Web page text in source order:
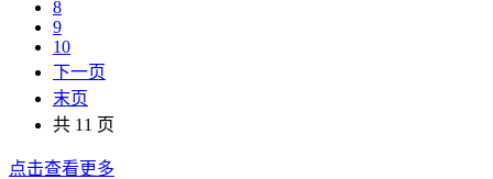
8
9
10
下一页
末页
共 11 页
点击查看更多